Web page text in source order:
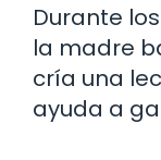
Durante
la madre
cría una
ayuda a